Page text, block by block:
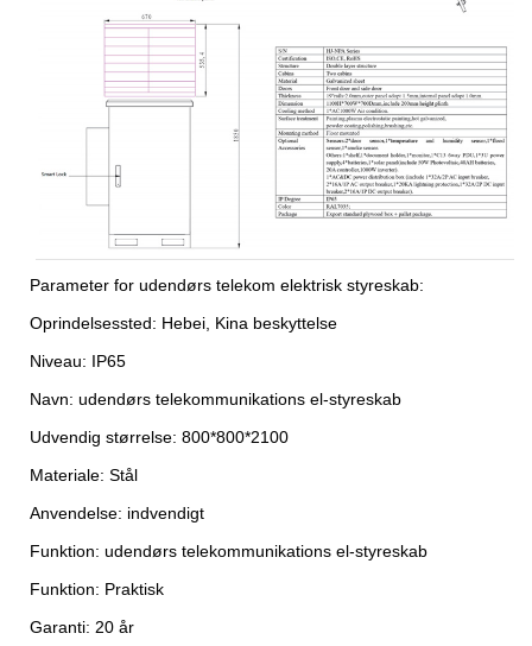
Parameter for udendørs telekom elektrisk styreskab:
Oprindelsessted: Hebei, Kina beskyttelse
Niveau: IP65
Navn: udendørs telekommunikations el-styreskab
Udvendig størrelse: 800*800*2100
Materiale: Stål
Anvendelse: indvendigt
Funktion: udendørs telekommunikations el-styreskab
Funktion: Praktisk
Garanti: 20 år